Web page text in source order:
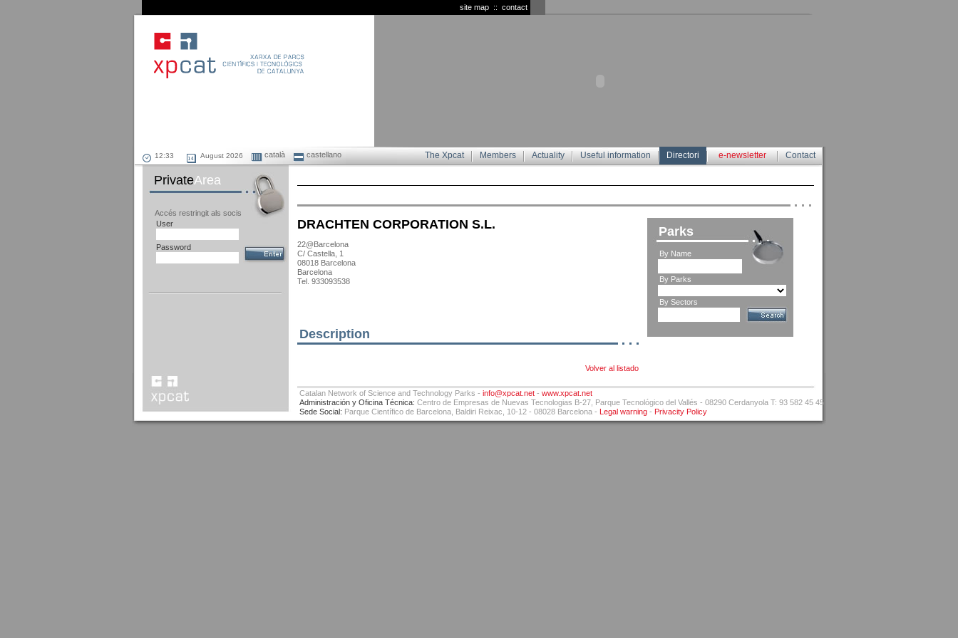
contact
::
site map
August 2026 català castellano Contact
e-newsletter
Directori
Useful information
Actuality
Members
The Xpcat
PrivateArea
Accés restringit als socis
User
Password
DRACHTEN CORPORATION S.L.
22@Barcelona
C/ Castella, 1
08018 Barcelona
Barcelona
Tel. 933093538
Description
Volver al listado
Parks
By Name
By Parks
By Sectors
Catalan Network of Science and Technology Parks - info@xpcat.net - www.xpcat.net
Administración y Oficina Técnica: Centro de Empresas de Nuevas Tecnologias B-27, Parque Tecnológico del Vallés - 08290 Cerdanyola T: 93 582 45 45
Sede Social: Parque Científico de Barcelona, Baldiri Reixac, 10-12 - 08028 Barcelona - Legal warning - Privacity Policy